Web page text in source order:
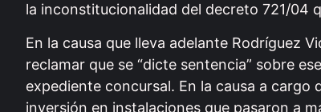
la inconstitucionalidad del decreto 721/04
En la causa que lleva adelante Rodríguez
reclamar que se “dicte sentencia” sobre
expediente concursal. En la causa a
inversión en instalaciones que pasaron a